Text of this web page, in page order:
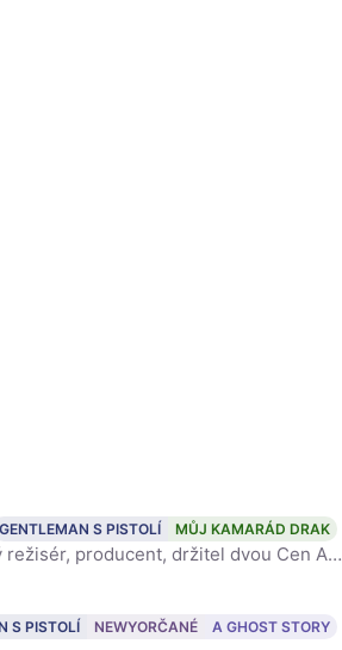
GENTLEMAN S PISTOLÍ MŮJ KAMARÁD DRAK
Robert Redford byl americký herec, filmový režisér, producent, držitel dvou Cen Americké akademie filmových umění a věd Oscar, podnikatel, model, zastánce životního prostředí a filantrop. Začínal jako
S PISTOLÍ NEWYORČANÉ A GHOST STORY